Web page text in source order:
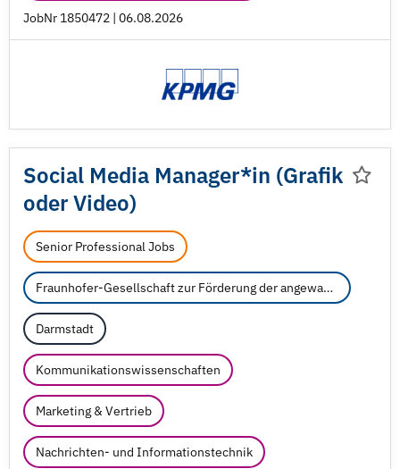
JobNr 1850472 | 06.08.2026
Social Media Manager*in (Grafik
oder Video)
Senior Professional Jobs
Fraunhofer-Gesellschaft zur Förderung der angewandten Forschung e.V.
Darmstadt
Kommunikationswissenschaften
Marketing & Vertrieb
Nachrichten- und Informationstechnik